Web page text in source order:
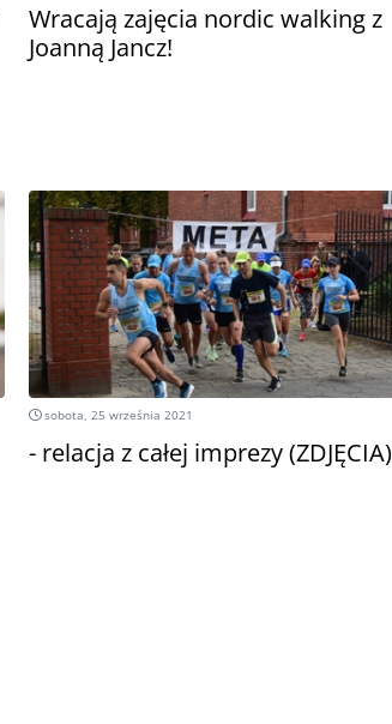
Wracają zajęcia nordic walking z
Joanną Jancz!
sobota, 25 września 2021
- relacja z całej imprezy (ZDJĘCIA)